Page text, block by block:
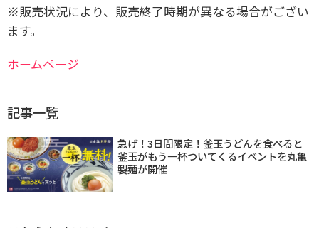
※販売状況により、販売終了時期が異なる場合がござい
ます。
ホームページ
記事一覧
急げ！3日間限定！釜玉うどんを食べると
釜玉がもう一杯ついてくるイベントを丸亀
製麺が開催